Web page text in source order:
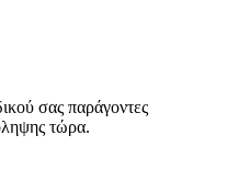
σας παράγοντες
τώρα.